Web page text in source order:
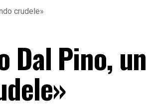
crudele»
Dal Pino, un